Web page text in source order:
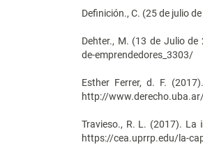
Definición., C. (25 de julio
Dehter., M. (13 de Julio
de-emprendedores_3303/
Esther Ferrer, d. F.
http://
Travieso., R. L. (2017). La
https://cea.uprrp.edu/la-